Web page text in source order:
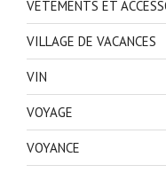
VETEMENTS ET
VILLAGE DE VACANCES
VIN
VOYAGE
VOYANCE